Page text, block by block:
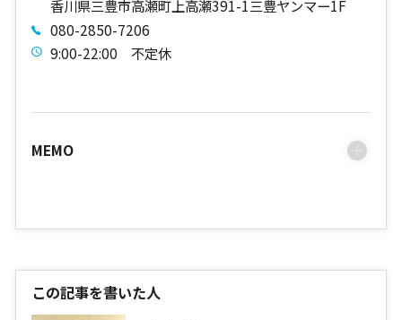
​香川県三豊市高瀬町上高瀬391-1三豊ヤンマー1F
080-2850-7206
9:00-22:00 不定休
MEMO
この記事を書いた人